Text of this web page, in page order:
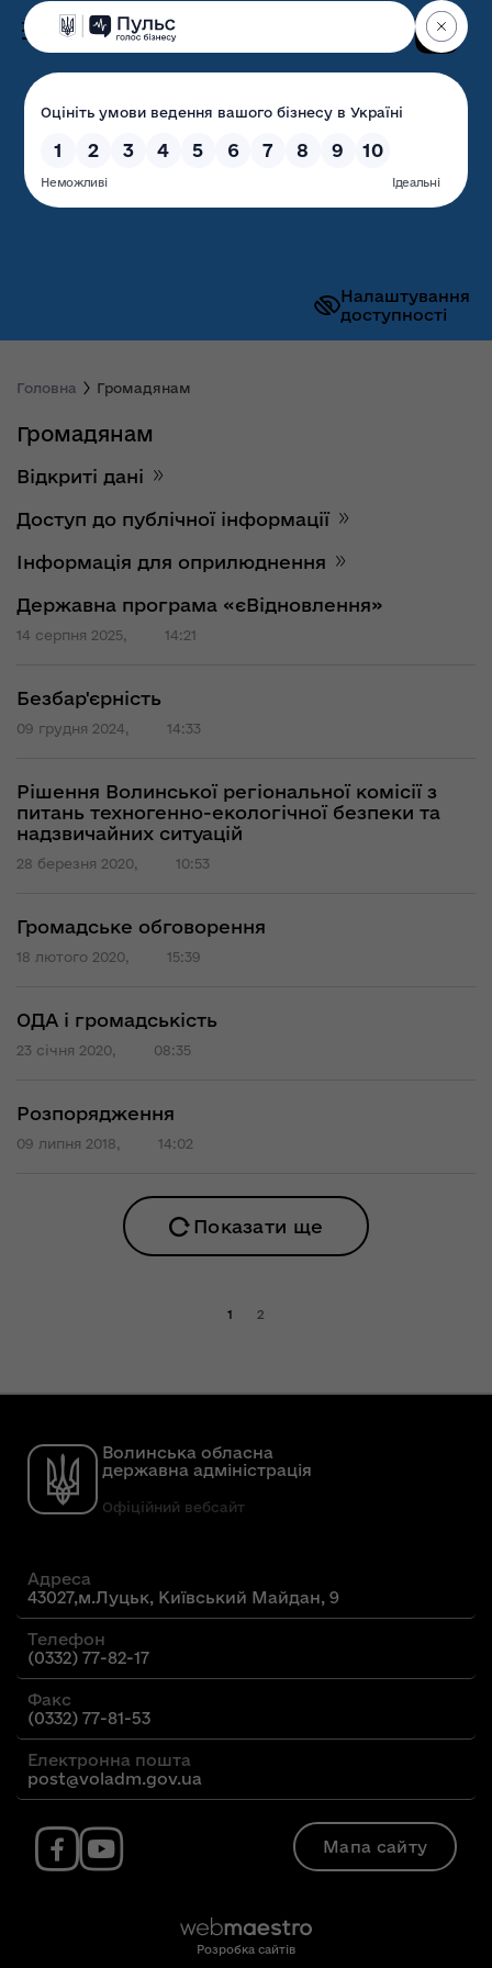
Налаштування
доступності
Волинська обласна
державна адміністрація
Головна Громадянам
Громадянам
Відкриті дані
Доступ до публічної інформації
Інформація для оприлюднення
Державна програма «єВідновлення»
14 серпня 2025, 14:21
Безбар'єрність
09 грудня 2024, 14:33
Рішення Волинської регіональної комісії з
питань техногенно-екологічної безпеки та
надзвичайних ситуацій
28 березня 2020, 10:53
Громадське обговорення
18 лютого 2020, 15:39
ОДА і громадськість
23 січня 2020, 08:35
Розпорядження
09 липня 2018, 14:02
Показати ще
1 2
Волинська обласна
державна адміністрація
Офіційний вебсайт
Адреса
43027,м.Луцьк, Київський Майдан, 9
Телефон
(0332) 77-82-17
Факс
(0332) 77-81-53
Електронна пошта
post@voladm.gov.ua
Мапа сайту
Розробка сайтів